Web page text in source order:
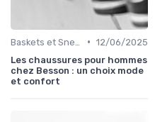
• 12/06/2025
Les chaussures pour hommes
chez Besson : un choix mode
et confort